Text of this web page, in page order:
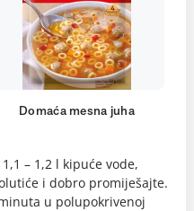
Domaća mesna juha
– 1,2 l kipuće vode,
i dobro promiješajte.
u polupokrivenoj